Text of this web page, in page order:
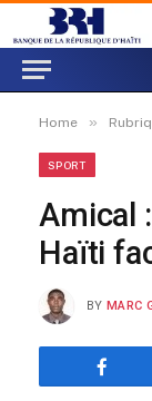
Home »
SPORT
Amical
Haïti
BY MARC